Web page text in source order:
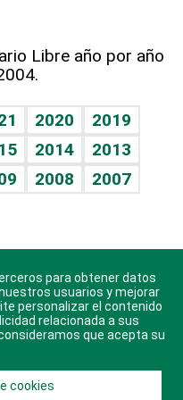
Libre año por año
2020
2019
2014
2013
2008
2007
para Android, iOS y
para obtener datos
usuarios y mejorar
personalizar el contenido
relacionada a sus
que acepta su
cookies